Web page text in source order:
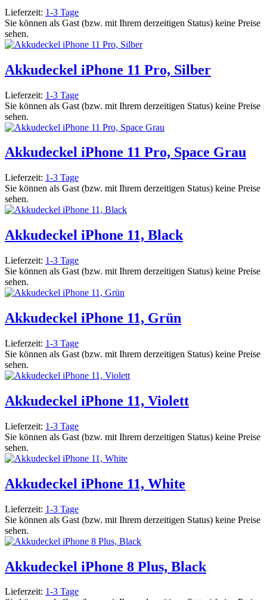
Lieferzeit: 1-3 Tage
Sie können als Gast (bzw. mit Ihrem derzeitigen Status) keine Preise
sehen.
Akkudeckel iPhone 11 Pro, Silber
Lieferzeit: 1-3 Tage
Sie können als Gast (bzw. mit Ihrem derzeitigen Status) keine Preise
sehen.
Akkudeckel iPhone 11 Pro, Space Grau
Lieferzeit: 1-3 Tage
Sie können als Gast (bzw. mit Ihrem derzeitigen Status) keine Preise
sehen.
Akkudeckel iPhone 11, Black
Lieferzeit: 1-3 Tage
Sie können als Gast (bzw. mit Ihrem derzeitigen Status) keine Preise
sehen.
Akkudeckel iPhone 11, Grün
Lieferzeit: 1-3 Tage
Sie können als Gast (bzw. mit Ihrem derzeitigen Status) keine Preise
sehen.
Akkudeckel iPhone 11, Violett
Lieferzeit: 1-3 Tage
Sie können als Gast (bzw. mit Ihrem derzeitigen Status) keine Preise
sehen.
Akkudeckel iPhone 11, White
Lieferzeit: 1-3 Tage
Sie können als Gast (bzw. mit Ihrem derzeitigen Status) keine Preise
sehen.
Akkudeckel iPhone 8 Plus, Black
Lieferzeit: 1-3 Tage